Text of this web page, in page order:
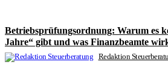
Betriebsprüfungsordnung: Warum es
Jahre“ gibt und was Finanzbeamte
Redaktion